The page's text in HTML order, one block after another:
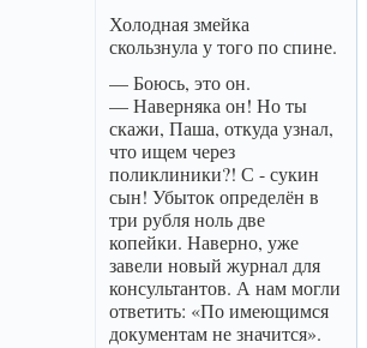
Холодная змейка
скользнула у того по спине.
— Боюсь, это он.
— Наверняка он! Но ты
скажи, Паша, откуда узнал,
что ищем через
поликлиники?! С - сукин
сын! Убыток определён в
три рубля ноль две
копейки. Наверно, уже
завели новый журнал для
консультантов. А нам могли
ответить: «По имеющимся
документам не значится».